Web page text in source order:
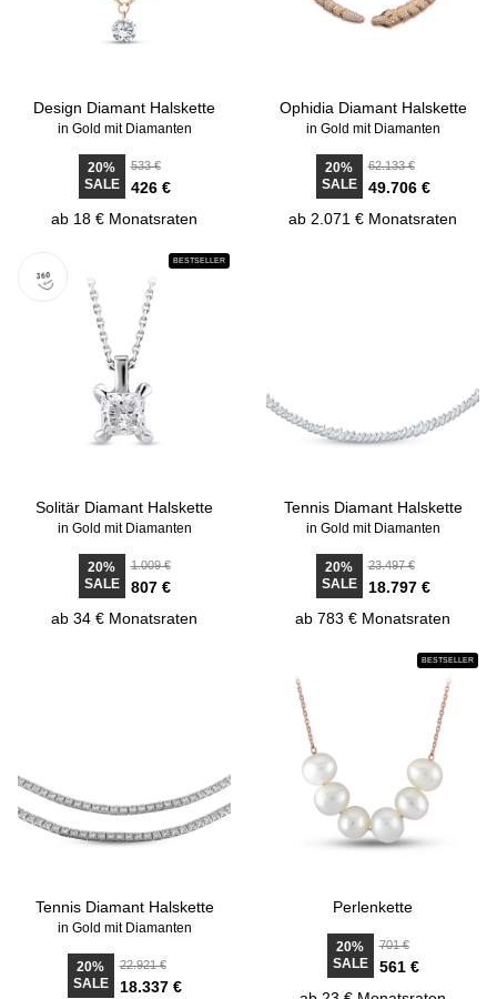
Design Diamant Halskette
in Gold mit Diamanten
20%
SALE
533 €
426 €
ab 18 € Monatsraten
Ophidia Diamant Halskette
in Gold mit Diamanten
20%
SALE
62.133 €
49.706 €
ab 2.071 € Monatsraten
BESTSELLER
Solitär Diamant Halskette
in Gold mit Diamanten
20%
SALE
1.009 €
807 €
ab 34 € Monatsraten
Tennis Diamant Halskette
in Gold mit Diamanten
20%
SALE
23.497 €
18.797 €
ab 783 € Monatsraten
Tennis Diamant Halskette
in Gold mit Diamanten
20%
SALE
22.921 €
18.337 €
BESTSELLER
Perlenkette
20%
SALE
701 €
561 €